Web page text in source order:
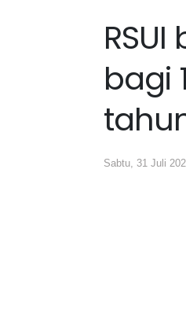
bagi
Sabtu, 31 Juli